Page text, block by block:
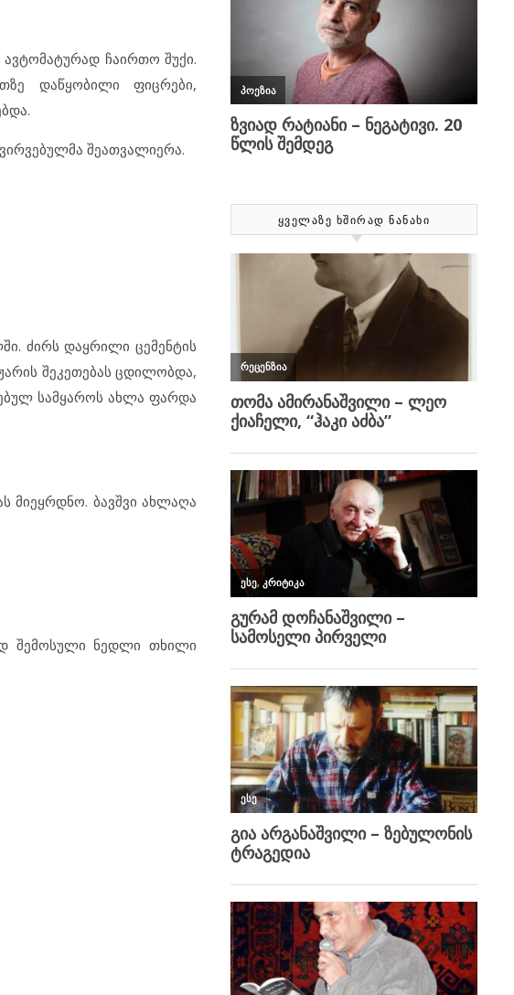
ჩაირთო შუქი.
დაწყობილი ფიცრები,
შეათვალიერა.
ძირს დაყრილი ცემენტის
შეკეთებას ცდილობდა,
სამყაროს ახლა ფარდა
მიეყრდნო. ბავშვი ახლაღა
შემოსული ნედლი თხილი
ᲧᲕᲔᲚᲐᲖᲔ ᲮᲨᲘᲠᲐᲓ ᲜᲐᲜᲐᲮᲘ